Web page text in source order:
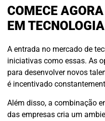
COMECE
EM TECNOLOGIA
A entrada no mercado de
iniciativas como essas. As
para desenvolver novos
é incentivado
Além disso, a combinação
das empresas cria um